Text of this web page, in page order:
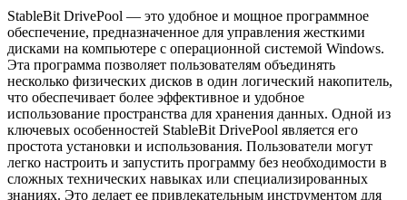
StableBit DrivePool — это удобное и мощное программное
обеспечение, предназначенное для управления жесткими
дисками на компьютере с операционной системой Windows.
Эта программа позволяет пользователям объединять
несколько физических дисков в один логический накопитель,
что обеспечивает более эффективное и удобное
использование пространства для хранения данных. Одной из
ключевых особенностей StableBit DrivePool является его
простота установки и использования. Пользователи могут
легко настроить и запустить программу без необходимости в
сложных технических навыках или специализированных
знаниях. Это делает ее привлекательным инструментом для